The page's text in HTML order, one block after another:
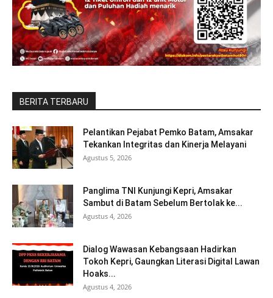
BERITA TERBARU
Pelantikan Pejabat Pemko Batam, Amsakar
Tekankan Integritas dan Kinerja Melayani
Agustus 5, 2026
Panglima TNI Kunjungi Kepri, Amsakar
Sambut di Batam Sebelum Bertolak ke...
Agustus 4, 2026
Dialog Wawasan Kebangsaan Hadirkan
Tokoh Kepri, Gaungkan Literasi Digital Lawan
Hoaks...
Agustus 4, 2026